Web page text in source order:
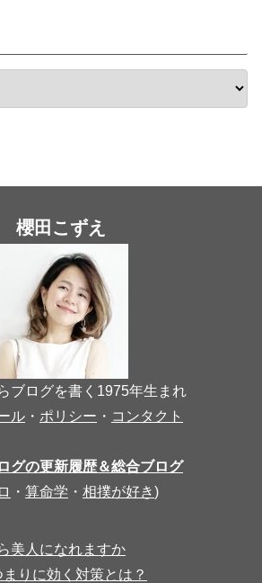
櫻田こずえ
ブログを書く1975年生まれ
ル ・ ポリシー ・ コンタクト
グの更新履歴＆総合ブログ
・ 算命学 ・ 相撲が好き)
美人になれますか
りに効く対策とは？